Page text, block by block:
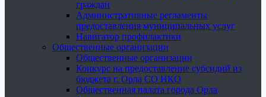
граждан
Административные регламенты
предоставления муниципальных услуг
Навигатор профилактики
Общественные организации
Общественные организации
Конкурс на предоставление субсидий из
бюджета г. Орла СО НКО
Общественная палата города Орла